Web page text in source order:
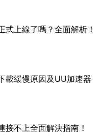
式上線了嗎？全面解析！
載緩慢原因及UU加速器
接不上全面解決指南！